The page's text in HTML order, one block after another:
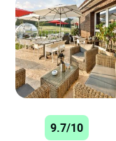
9.7/10